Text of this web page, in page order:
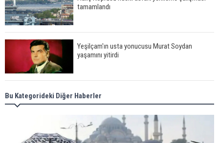
tamamlandı
Yeşilçam'ın usta yonucusu Murat Soydan
yaşamını yitirdi
Meral Akşener ile Müsavat Dervişoğlu cenazede
görüntülendi
Bu Kategorideki Diğer Haberler